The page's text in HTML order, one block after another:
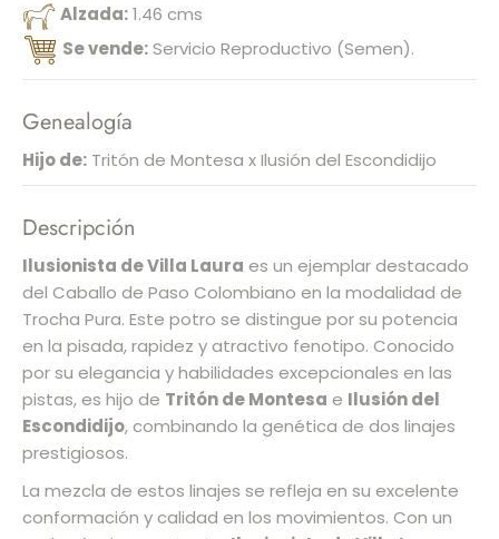
Alzada:1.46 cms
Se vende:Servicio Reproductivo (Semen).
Genealogía
Hijo de: Tritón de Montesa x Ilusión del Escondidijo
Descripción
Ilusionista de Villa Laura es un ejemplar destacado
del Caballo de Paso Colombiano en la modalidad de
Trocha Pura. Este potro se distingue por su potencia
en la pisada, rapidez y atractivo fenotipo. Conocido
por su elegancia y habilidades excepcionales en las
pistas, es hijo de Tritón de Montesa e Ilusión del
Escondidijo, combinando la genética de dos linajes
prestigiosos.
La mezcla de estos linajes se refleja en su excelente
conformación y calidad en los movimientos. Con un